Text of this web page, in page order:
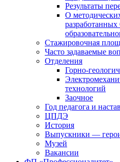
Результаты
О
Стажировочная
Часто задаваемые
Отделения
Горно-
технологий
Заочное
Год педагога и
ЦПДЭ
История
Выпускники —
Музей
Вакансии